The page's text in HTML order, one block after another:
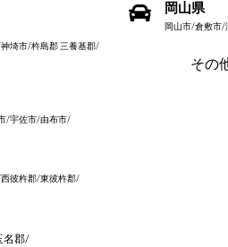
埼市/杵島郡 三養基郡/
/宇佐市/由布市/
彼杵郡/東彼杵郡/
名郡/
岡山県
岡山市/倉敷市
その